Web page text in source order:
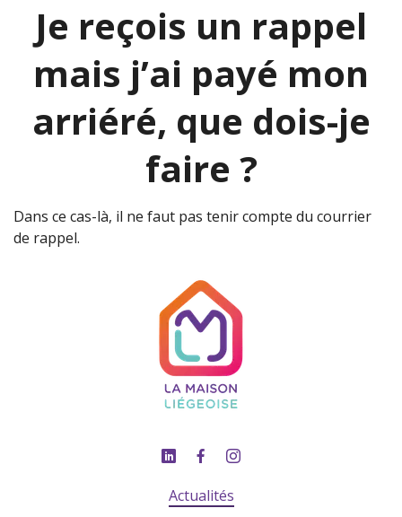
Je reçois un rappel
mais j’ai payé mon
arriéré, que dois-je
faire ?
Dans ce cas-là, il ne faut pas tenir compte du courrier
de rappel.
Actualités